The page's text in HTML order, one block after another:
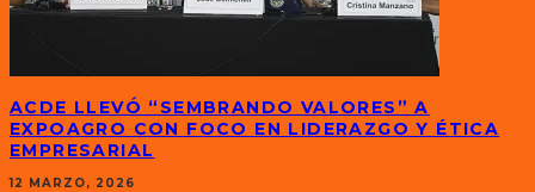
ACDE LLEVÓ “SEMBRANDO VALORES” A
EXPOAGRO CON FOCO EN LIDERAZGO Y ÉTICA
EMPRESARIAL
12 MARZO, 2026